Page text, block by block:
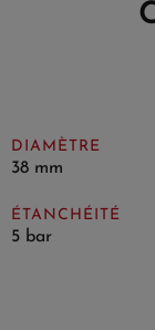
DIAMÈTRE
38 mm
ÉTANCHÉITÉ
5 bar